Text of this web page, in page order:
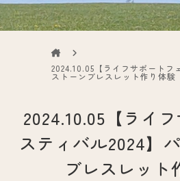
2024.10.05【ライフサポートフ
ストーンブレスレット作り体験
2024.10.05【ライ
スティバル2024】
ブレスレット